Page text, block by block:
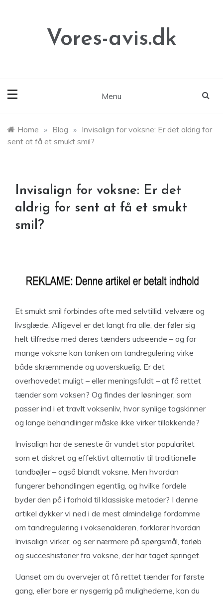
Vores-avis.dk
Menu
Home » Blog » Invisalign for voksne: Er det aldrig for
sent at få et smukt smil?
Invisalign for voksne: Er det
aldrig for sent at få et smukt
smil?
Et smukt smil forbindes ofte med selvtillid, velvære og
livsglæde. Alligevel er det langt fra alle, der føler sig
helt tilfredse med deres tænders udseende – og for
mange voksne kan tanken om tandregulering virke
både skræmmende og uoverskuelig. Er det
overhovedet muligt – eller meningsfuldt – at få rettet
tænder som voksen? Og findes der løsninger, som
passer ind i et travlt voksenliv, hvor synlige togskinner
og lange behandlinger måske ikke virker tillokkende?
Invisalign har de seneste år vundet stor popularitet
som et diskret og effektivt alternativ til traditionelle
tandbøjler – også blandt voksne. Men hvordan
fungerer behandlingen egentlig, og hvilke fordele
byder den på i forhold til klassiske metoder? I denne
artikel dykker vi ned i de mest almindelige fordomme
om tandregulering i voksenalderen, forklarer hvordan
Invisalign virker, og ser nærmere på spørgsmål, forløb
og succeshistorier fra voksne, der har taget springet.
Uanset om du overvejer at få rettet tænder for første
gang, eller bare er nysgerrig på mulighederne, kan du